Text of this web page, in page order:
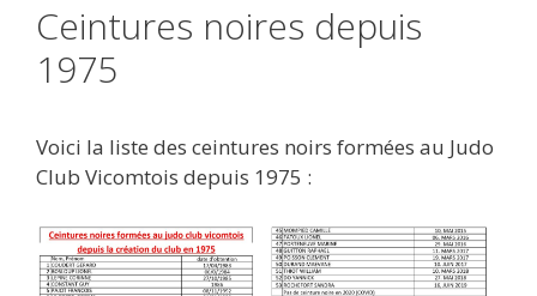
Ceintures noires depuis
1975
Voici la liste des ceintures noirs formées au Judo
Club Vicomtois depuis 1975 :